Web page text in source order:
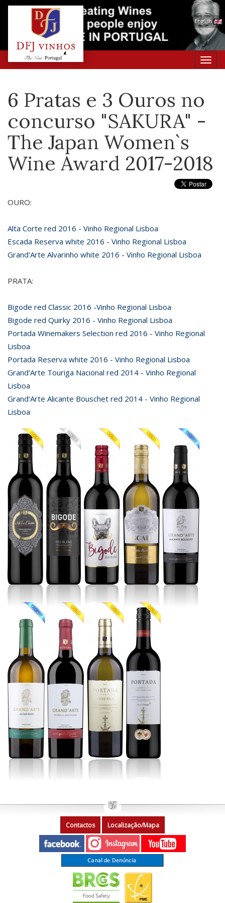
English
6 Pratas e 3 Ouros no
concurso "SAKURA" -
The Japan Women`s
Wine Award 2017-2018
OURO:
Alta Corte red 2016 - Vinho Regional Lisboa
Escada Reserva white 2016 - Vinho Regional Lisboa
Grand'Arte Alvarinho white 2016 - Vinho Regional Lisboa
PRATA:
Bigode red Classic 2016 -Vinho Regional Lisboa
Bigode red Quirky 2016 - Vinho Regional Lisboa
Portada Winemakers Selection red 2016 - Vinho Regional
Lisboa
Portada Reserva white 2016 - Vinho Regional Lisboa
Grand'Arte Touriga Nacional red 2014 - Vinho Regional
Lisboa
Grand'Arte Alicante Bouschet red 2014 - Vinho Regional
Lisboa
Contactos Localização/Mapa